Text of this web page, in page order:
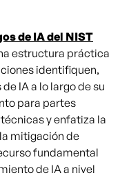
de IA del NIST
estructura práctica
identifiquen,
IA a lo largo de su
para partes
y enfatiza la
mitigación de
fundamental
de IA a nivel